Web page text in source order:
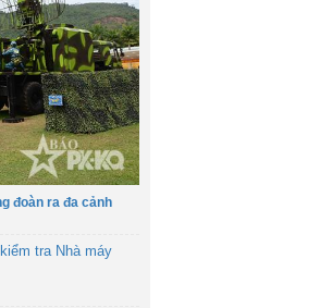
đoàn ra đa cảnh
tra Nhà máy